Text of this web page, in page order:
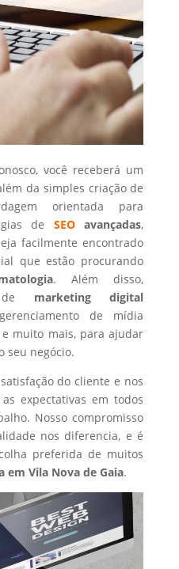
você receberá um
da simples criação de
orientada para
de SEOavançadas,
facilmente encontrado
que estão procurando
. Além disso,
de marketing digital
de mídia
e muito mais, para ajudar
seu negócio.
do cliente e nos
expectativas em todos
Nosso compromisso
nos diferencia, e é
preferida de muitos
em Vila Nova de Gaia.